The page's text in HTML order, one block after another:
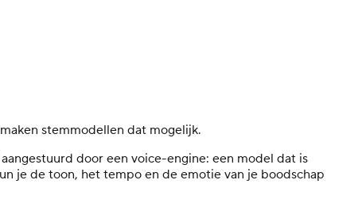
stemmodellen dat mogelijk.
door een voice-engine: een model dat is
je de toon, het tempo en de emotie van je boodschap